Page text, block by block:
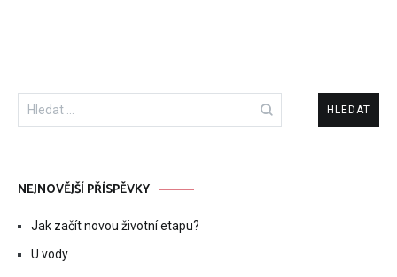
Vyhledávání
NEJNOVĚJŠÍ PŘÍSPĚVKY
Jak začít novou životní etapu?
U vody